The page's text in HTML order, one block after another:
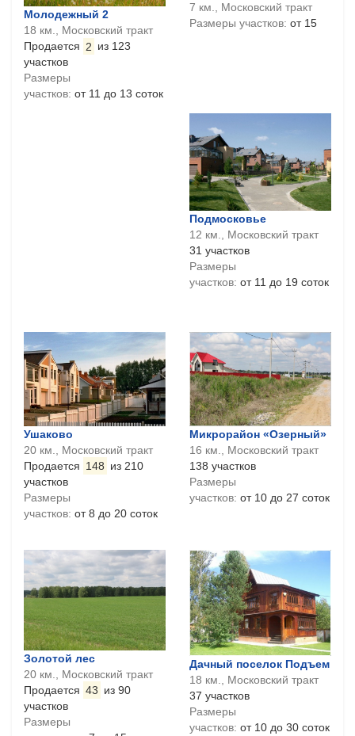
Молодежный 2
18 км., Московский тракт
Продается 2 из 123
участков
Размеры
участков: от 11 до 13 соток
7 км., Московский тракт
Размеры участков: от 15
Подмосковье
12 км., Московский тракт
31 участков
Размеры
участков: от 11 до 19 соток
Ушаково
20 км., Московский тракт
Продается 148 из 210
участков
Размеры
участков: от 8 до 20 соток
Микрорайон «Озерный»
16 км., Московский тракт
138 участков
Размеры
участков: от 10 до 27 соток
Золотой лес
20 км., Московский тракт
Продается 43 из 90
участков
Размеры
Дачный поселок Подъем
18 км., Московский тракт
37 участков
Размеры
участков: от 10 до 30 соток